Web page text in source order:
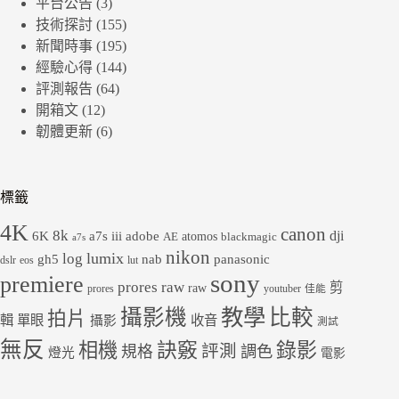
平台公告 (3)
技術探討 (155)
新聞時事 (195)
經驗心得 (144)
評測報告 (64)
開箱文 (12)
韌體更新 (6)
標籤
4K 6K 8k a7s a7s iii adobe AE atomos blackmagic canon dji
dslr eos gh5 log lumix lut nab nikon panasonic
premiere prores prores raw raw sony youtuber 佳能 剪
輯 單眼 拍片 攝影 攝影機 收音 教學 比較 測試
無反 燈光 相機 規格 訣竅 評測 調色 錄影 電影